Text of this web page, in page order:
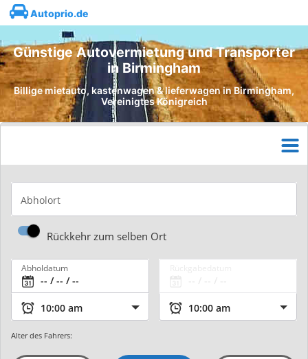
Autoprio.de
Günstige Autovermietung und Transporter
in Birmingham
Billige mietauto, kastenwagen & lieferwagen in Birmingham,
Vereinigtes Königreich
Abholort
Rückkehr zum selben Ort
Abholdatum
Alter des Fahrers: